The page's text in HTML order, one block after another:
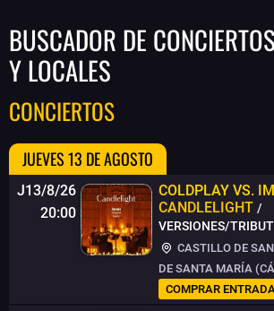
BUSCADOR DE
Y LOCALES
CONCIERTOS
JUEVES 13 DE AGOSTO
J13/8/26
20:00
COLDPLAY VS.
CANDLELIGHT /
VERSIONES/
CASTILLO DE
DE SANTA MARÍA
COMPRAR